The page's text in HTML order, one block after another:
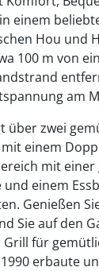
einem
Hou und
100 m von
am
über zwei
einem
mit einer
einem
Genießen
Sie auf den
für
erbaute